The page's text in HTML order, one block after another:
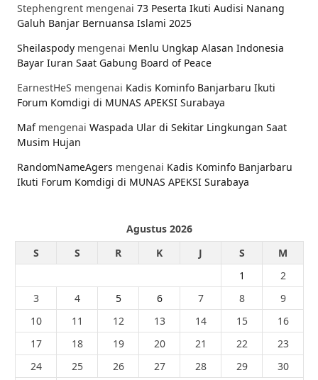
Stephengrent mengenai 73 Peserta Ikuti Audisi Nanang
Galuh Banjar Bernuansa Islami 2025
Sheilaspody mengenai Menlu Ungkap Alasan Indonesia
Bayar Iuran Saat Gabung Board of Peace
EarnestHeS mengenai Kadis Kominfo Banjarbaru Ikuti
Forum Komdigi di MUNAS APEKSI Surabaya
Mafmengenai Waspada Ular di Sekitar Lingkungan Saat
Musim Hujan
RandomNameAgers mengenai Kadis Kominfo Banjarbaru
Ikuti Forum Komdigi di MUNAS APEKSI Surabaya
Agustus 2026
S
S R K J S
M
1
2
3
4 5 6 7 8
9
10
11 12 13 14 15
16
17
18 19 20 21 22
23
24
25 26 27 28 29 30